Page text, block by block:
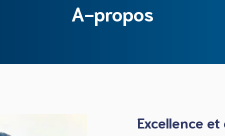
A-propos
Excellence